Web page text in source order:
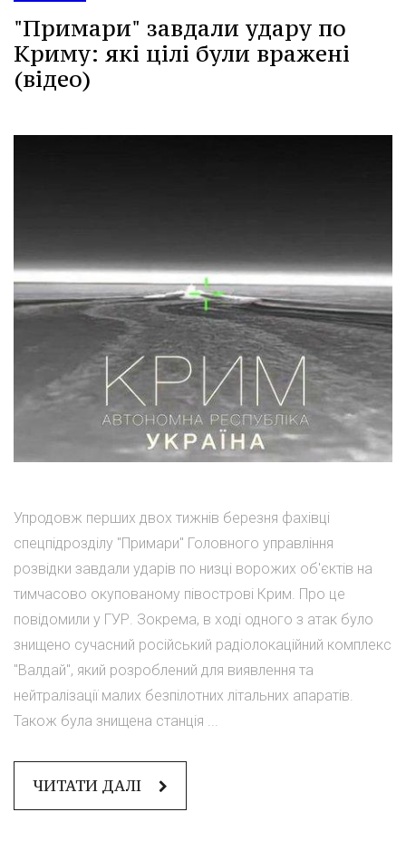
"Примари" завдали удару по
Криму: які цілі були вражені
(відео)
Упродовж перших двох тижнів березня фахівці
спецпідрозділу "Примари" Головного управління
розвідки завдали ударів по низці ворожих об'єктів на
тимчасово окупованому півострові Крим. Про це
повідомили у ГУР. Зокрема, в ході одного з атак було
знищено сучасний російський радіолокаційний комплекс
"Валдай", який розроблений для виявлення та
нейтралізації малих безпілотних літальних апаратів.
Також була знищена станція ...
ЧИТАТИ ДАЛІ